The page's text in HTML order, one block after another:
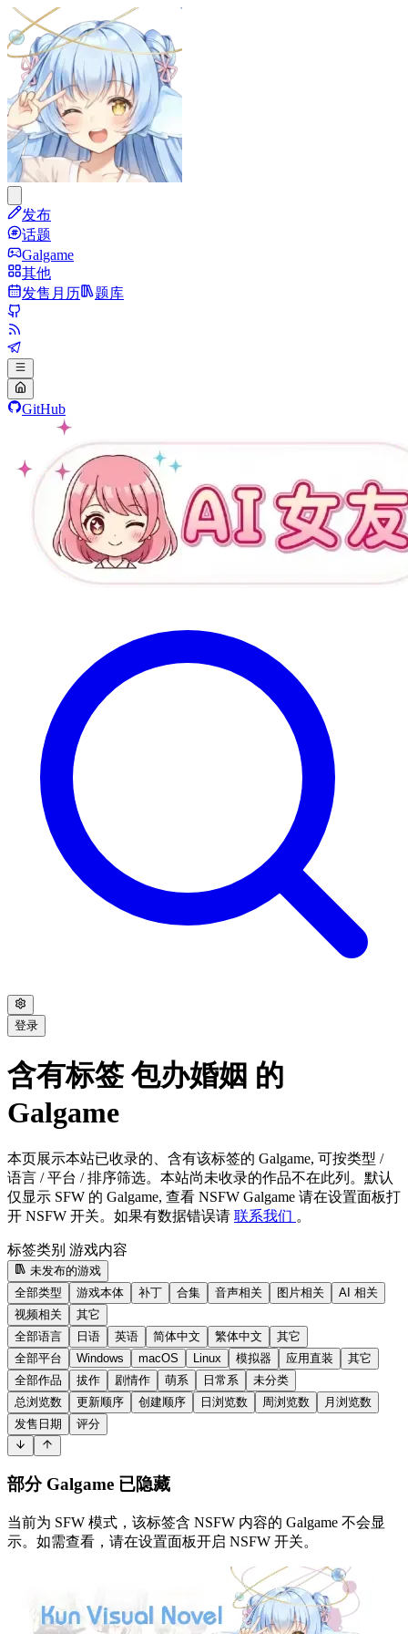
发布
话题
Galgame
其他
发售月历
题库
GitHub
登录
含有标签 包办婚姻 的
Galgame
本页展示本站已收录的、含有该标签的 Galgame, 可按类型 /
语言 / 平台 / 排序筛选。本站尚未收录的作品不在此列。默认
仅显示 SFW 的 Galgame, 查看 NSFW Galgame 请在设置面板打
开 NSFW 开关。如果有数据错误请 联系我们 。
标签类别 游戏内容
未发布的游戏
全部类型
游戏本体 补丁 合集 音声相关 图片相关
AI 相关
视频相关
其它
全部语言
日语 英语 简体中文 繁体中文
其它
全部平台
Windows macOS Linux 模拟器 应用直装
其它
全部作品
拔作 剧情作 萌系 日常系
未分类
总浏览数
更新顺序 创建顺序 日浏览数 周浏览数
月浏览数
发售日期
评分
部分 Galgame 已隐藏
当前为 SFW 模式，该标签含 NSFW 内容的 Galgame 不会显
示。如需查看，请在设置面板开启 NSFW 开关。